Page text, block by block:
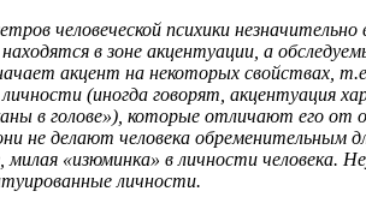
человеческой психики
в зоне акцентуации, а
акцент на некоторых свойствах,
(иногда говорят, акцентуация
в голове»), которые отличают его
не делают человека обременительным
милая «изюминка» в личности человека.
личности.